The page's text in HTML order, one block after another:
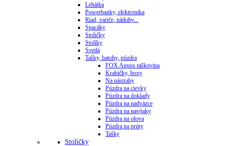
Lehátka
Powerbanky, elektronika
Riad, variče, nádoby...
Spacáky
Stoličky
Stolíky
Svetlá
Tašky, batohy, púzdra
FOX Aquos taškovina
Krabičky, boxy
Na nástrahy
Púzdra na cievky
Púzdra na doklady
Púzdra na nadväzce
Púzdra na navijaky
Púzdra na olova
Púzdra na prúty
Tašky
Stoličky